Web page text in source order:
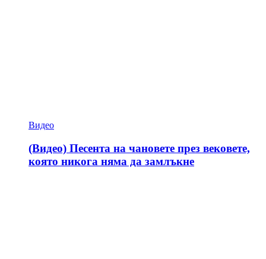
Видео
(Видео) Песента на чановете през вековете,
която никога няма да замлъкне